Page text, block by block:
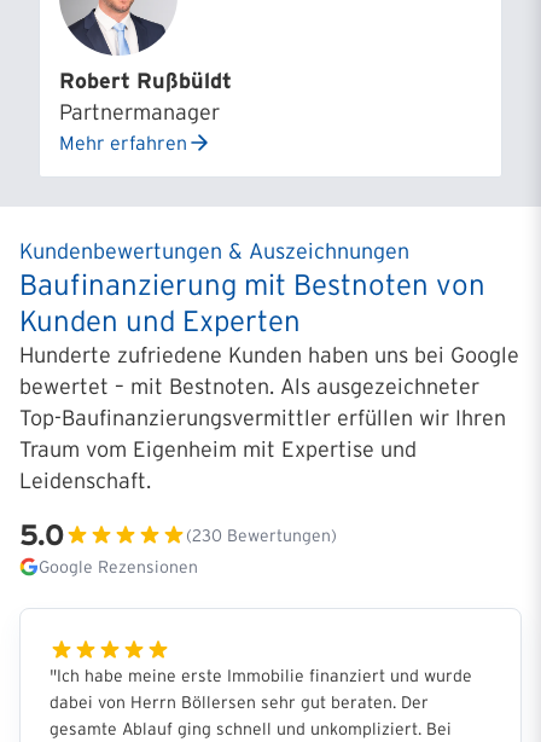
Robert Rußbüldt
Partnermanager
Mehr erfahren
Kundenbewertungen & Auszeichnungen
Baufinanzierung mit Bestnoten von
Kunden und Experten
Hunderte zufriedene Kunden haben uns bei Google
bewertet – mit Bestnoten. Als ausgezeichneter
Top-Baufinanzierungsvermittler erfüllen wir Ihren
Traum vom Eigenheim mit Expertise und
Leidenschaft.
5.0 (230 Bewertungen)
Google Rezensionen
"Ich habe meine erste Immobilie finanziert und wurde
dabei von Herrn Böllersen sehr gut beraten. Der
gesamte Ablauf ging schnell und unkompliziert. Bei